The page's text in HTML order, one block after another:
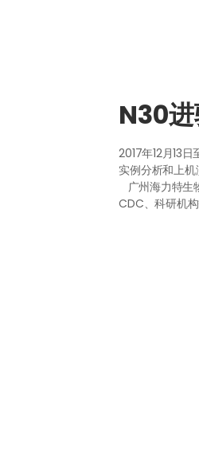
N30
2017年12月13
实例分析和上
广州海力特生
CDC、科研机